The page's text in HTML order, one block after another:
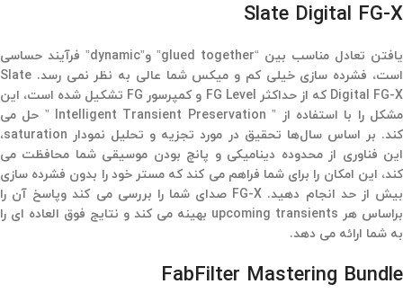
Slate Digital FG-X
یافتن تعادل مناسب بین “glued together” و”dynamic” فرآیند حساسی
است، فشرده سازی خیلی کم و میکس شما عالی به نظر نمی رسد. Slate
Digital FG-X که از حداکثر FG Level و کمپرسور FG تشکیل شده است، این
مشکل را با استفاده از ” Intelligent Transient Preservation ” حل می
کند. بر اساس سال‌ها تحقیق در مورد تجزیه و تحلیل نمودار saturation،
این فناوری از محدوده دینامیکی و پانچ بودن موسیقی شما محافظت می
کند، این امکان را برای شما فراهم می کند که مستر خود را بدون فشرده سازی
بیش از حد انجام دهید. FG-X صدای شما را بررسی می کند وپاسخ آن را
براساس هر upcoming transients بهینه می کند و نتایج فوق العاده ای را
به شما ارائه می دهد.
FabFilter Mastering Bundle